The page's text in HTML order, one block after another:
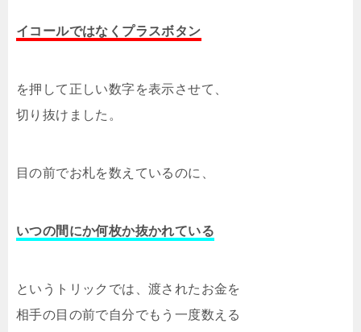
イコールではなくプラスボタン
を押して正しい数字を表示させて、
切り抜けました。
目の前でお札を数えているのに、
いつの間にか何枚か抜かれている
というトリックでは、渡されたお金を
相手の目の前で自分でもう一度数える